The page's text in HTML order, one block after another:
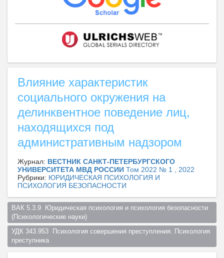
Влияние характеристик
социального окружения на
делинквентное поведение лиц,
находящихся под
административным надзором
Журнал: ВЕСТНИК САНКТ-ПЕТЕРБУРГСКОГО
УНИВЕРСИТЕТА МВД РОССИИ Том 2022 № 1 , 2022
Рубрики: ЮРИДИЧЕСКАЯ ПСИХОЛОГИЯ И
ПСИХОЛОГИЯ БЕЗОПАСНОСТИ
ВАК 5.3.9  Юридическая психология и психология безопасности
(Психологические науки)
УДК 343.953  Психология совершения преступления. Психология
преступника